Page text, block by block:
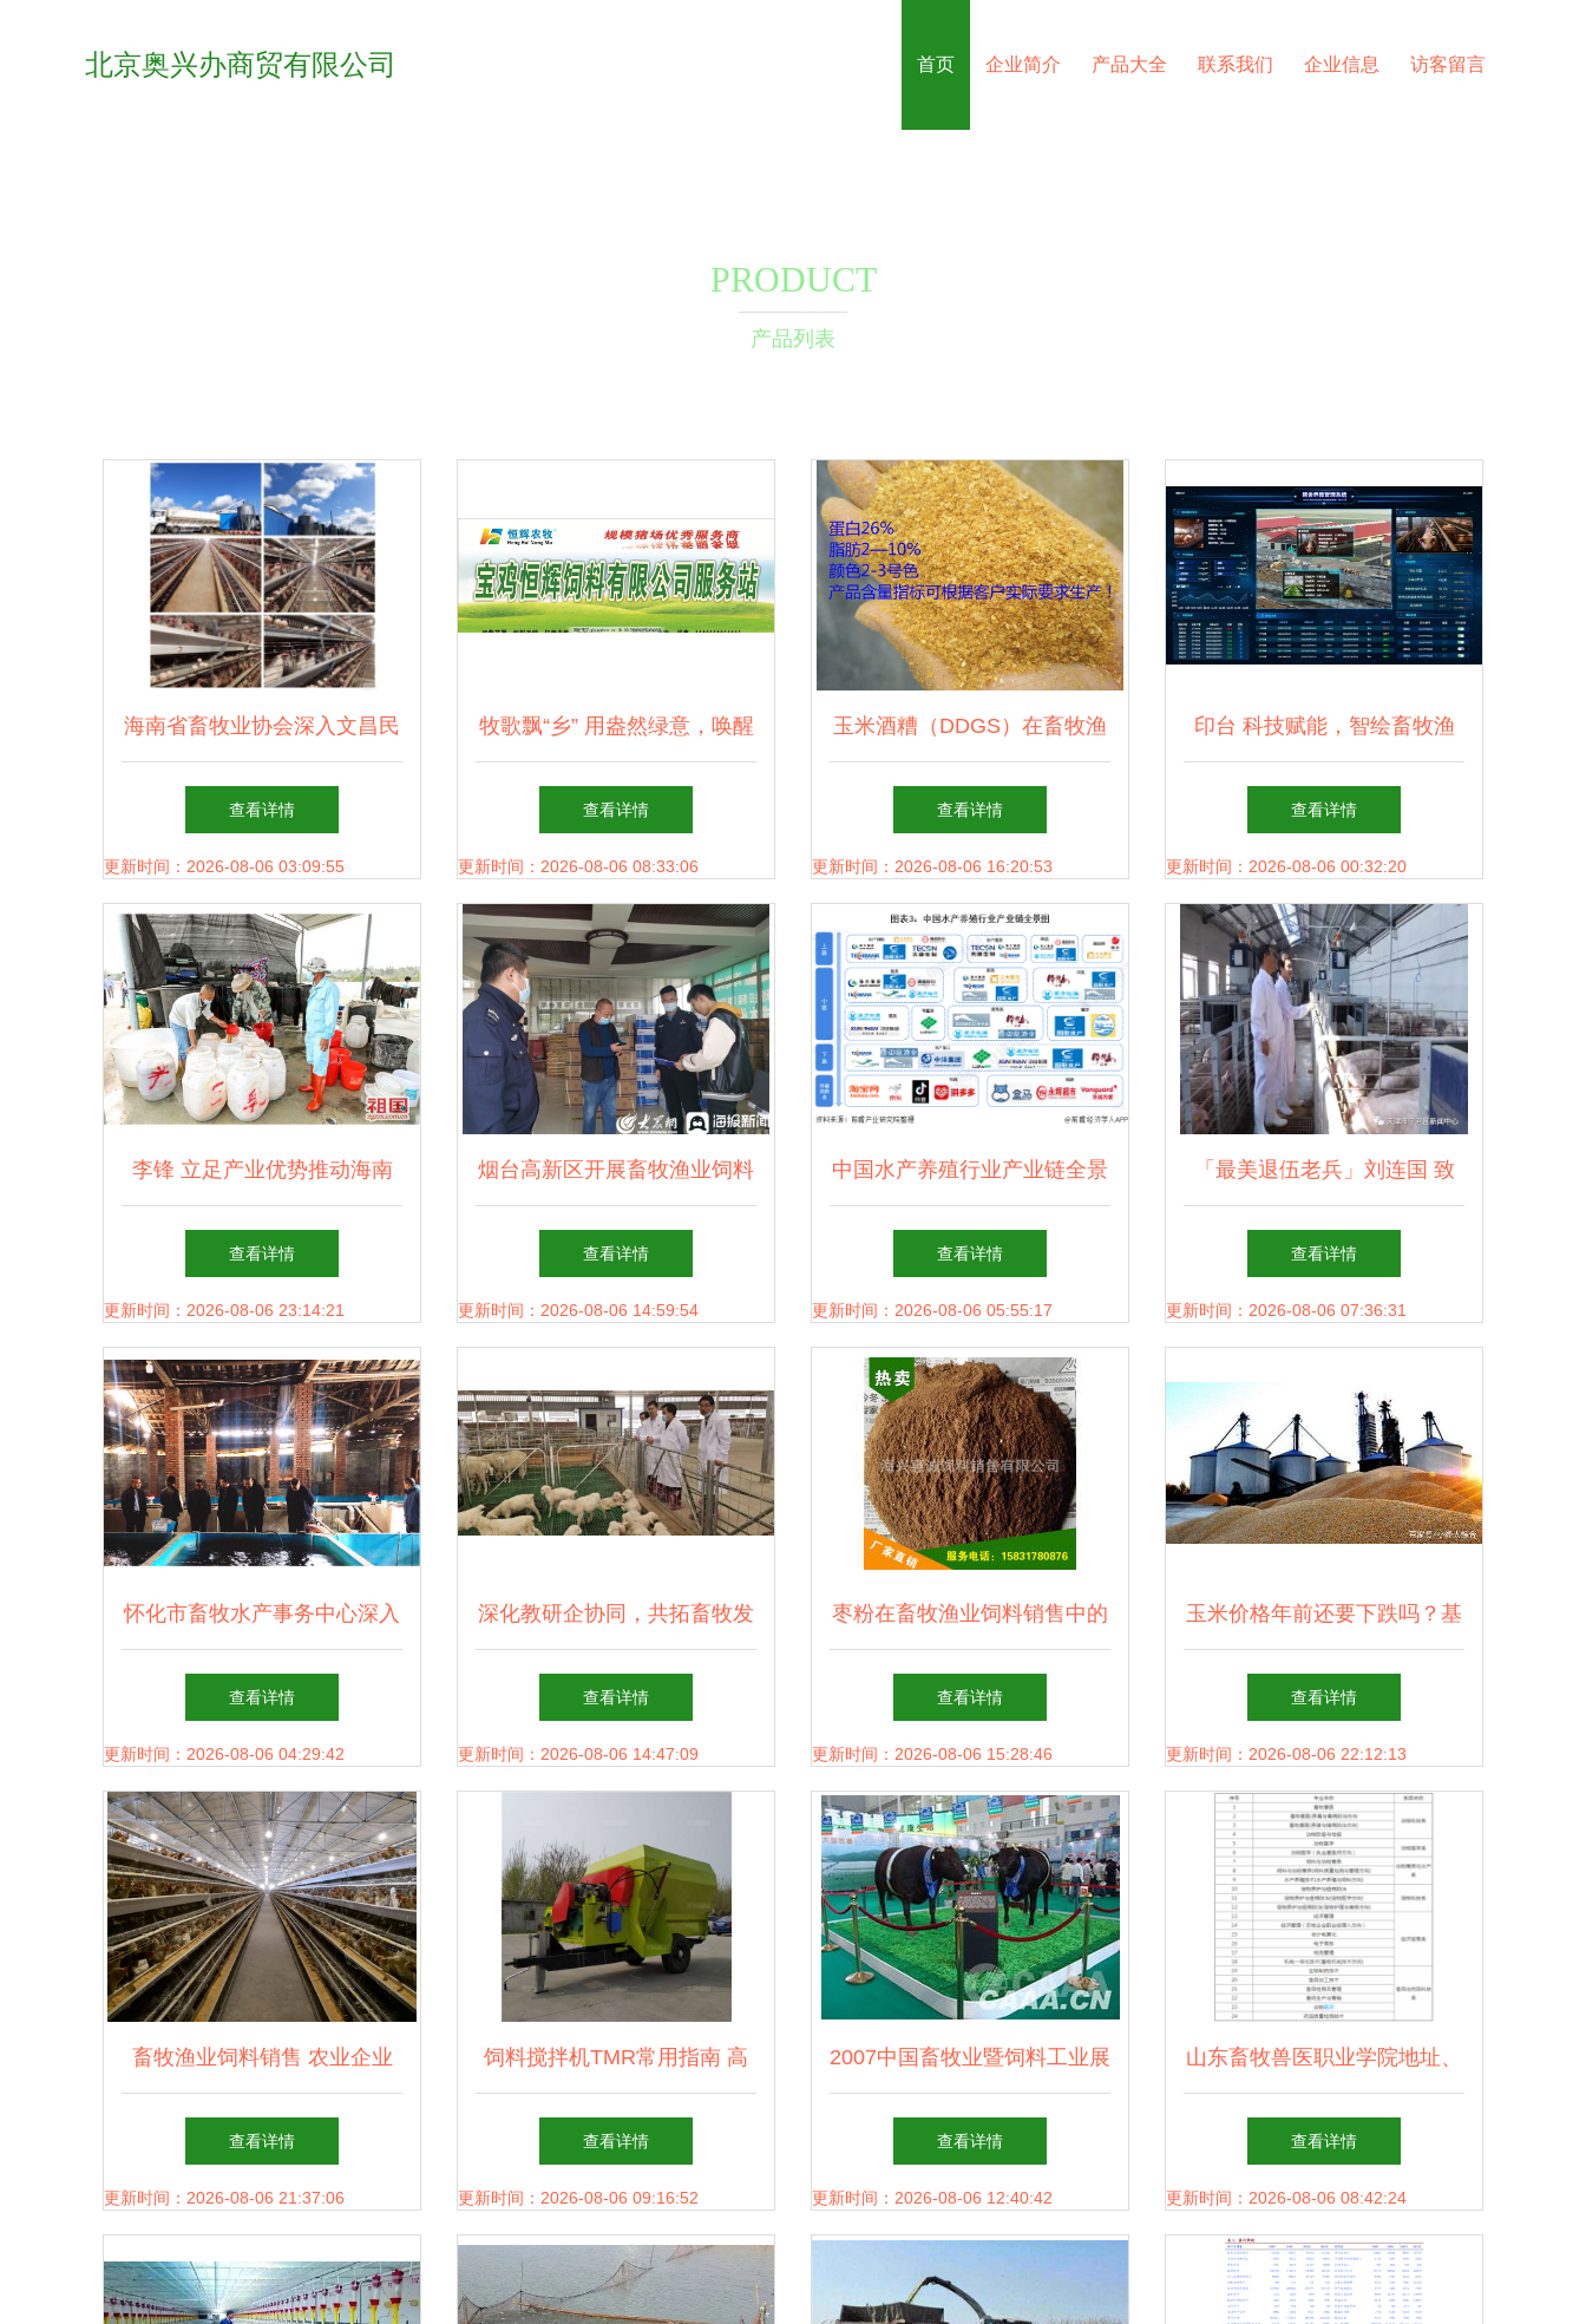
北京奥兴办商贸有限公司 首页 企业简介 产品大全 联系我们 企业信息 访客留言
PRODUCT
产品列表
海南省畜牧业协会深入文昌民
营猪场、文昌嘉源蛋鸡场开展
调研与学习活动
查看详情
更新时间：2026-08-06 03:09:55
牧歌飘“乡” 用盎然绿意，唤醒
饲料服务站的品牌力量
查看详情
更新时间：2026-08-06 08:33:06
玉米酒糟（DDGS）在畜牧渔
业饲料销售中的应用与前景
查看详情
更新时间：2026-08-06 16:20:53
印台 科技赋能，智绘畜牧渔
业饲料销售新篇章
查看详情
更新时间：2026-08-06 00:32:20
李锋 立足产业优势推动海南
陵水现代高质渔牧产业
查看详情
更新时间：2026-08-06 23:14:21
烟台高新区开展畜牧渔业饲料
专项执法检查 守护群众“舌尖
上的安全”
查看详情
更新时间：2026-08-06 14:59:54
中国水产养殖行业产业链全景
图 从饲料销售看畜牧渔业发
展趋势
查看详情
更新时间：2026-08-06 05:55:17
「最美退伍老兵」刘连国 致
富不忘乡亲，真情回报社会
——畜牧渔业饲料销售的奉献
查看详情
更新时间：2026-08-06 07:36:31
怀化市畜牧水产事务中心深入
芷江调研，为渔业产业链发展
与饲料销售注入新思路
查看详情
更新时间：2026-08-06 04:29:42
深化教研企协同，共拓畜牧发
展新局——党委书记杨孝列带
队赴甘肃中盛农牧集团开展考
查看详情
更新时间：2026-08-06 14:47:09
枣粉在畜牧渔业饲料销售中的
潜力与应用
查看详情
更新时间：2026-08-06 15:28:46
玉米价格年前还要下跌吗？基
层的信号要与种植户的预期共
舞
查看详情
更新时间：2026-08-06 22:12:13
畜牧渔业饲料销售 农业企业
创新发展的核心路径
查看详情
更新时间：2026-08-06 21:37:06
饲料搅拌机TMR常用指南 高
效畜牧养殖的必备工具
查看详情
更新时间：2026-08-06 09:16:52
2007中国畜牧业暨饲料工业展
览会 行业创新与合作共赢的
年华
查看详情
更新时间：2026-08-06 12:40:42
山东畜牧兽医职业学院地址、
邮编及畜牧渔业饲料销售专业
单招分数线详解
查看详情
更新时间：2026-08-06 08:42:24